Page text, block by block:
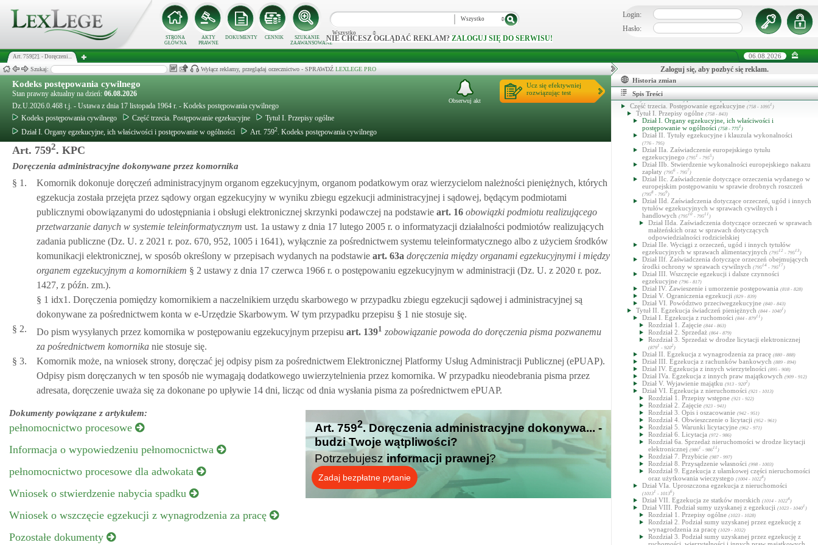
STRONA
GŁÓWNA
AKTY
PRAWNE
DOKUMENTY CENNIK
SZUKANIE
ZAAWANSOWANE
Wszystko
Wszystko
NIE CHCESZ OGLĄDAĆ REKLAM? ZALOGUJ SIĘ DO SERWISU!
Login:
Hasło:
Art. 759[2]. - Doręczeni... 06.08.2026
Szukaj: Wyłącz reklamy, przeglądaj orzecznictwo - SPRAWDŹ LEXLEGE PRO
Kodeks postępowania cywilnego
Stan prawny aktualny na dzień: 06.08.2026
Dz.U.2026.0.468 t.j. - Ustawa z dnia 17 listopada 1964 r. - Kodeks postępowania cywilnego
Kodeks postępowania cywilnego
Część trzecia. Postępowanie egzekucyjne
Tytuł I. Przepisy ogólne
Dział I. Organy egzekucyjne, ich właściwości i postępowanie w ogólności
Art. 7592. Kodeks postępowania cywilnego
Ucz się efektywniej
rozwiązując test
Obserwuj akt
Art. 7592. KPC
Doręczenia administracyjne dokonywane przez komornika
§ 1.
Komornik dokonuje doręczeń administracyjnym organom egzekucyjnym, organom podatkowym oraz wierzycielom należności pieniężnych, których
egzekucja została przejęta przez sądowy organ egzekucyjny w wyniku zbiegu egzekucji administracyjnej i sądowej, będącym podmiotami
publicznymi obowiązanymi do udostępniania i obsługi elektronicznej skrzynki podawczej na podstawie art. 16 obowiązki podmiotu realizującego
przetwarzanie danych w systemie teleinformatycznym ust. 1a ustawy z dnia 17 lutego 2005 r. o informatyzacji działalności podmiotów realizujących
zadania publiczne (Dz. U. z 2021 r. poz. 670, 952, 1005 i 1641), wyłącznie za pośrednictwem systemu teleinformatycznego albo z użyciem środków
komunikacji elektronicznej, w sposób określony w przepisach wydanych na podstawie art. 63a doręczenia między organami egzekucyjnymi i między
organem egzekucyjnym a komornikiem § 2 ustawy z dnia 17 czerwca 1966 r. o postępowaniu egzekucyjnym w administracji (Dz. U. z 2020 r. poz.
1427, z późn. zm.).
§ 1 idx1. Doręczenia pomiędzy komornikiem a naczelnikiem urzędu skarbowego w przypadku zbiegu egzekucji sądowej i administracyjnej są
dokonywane za pośrednictwem konta w e-Urzędzie Skarbowym. W tym przypadku przepisu § 1 nie stosuje się.
§ 2.
Do pism wysyłanych przez komornika w postępowaniu egzekucyjnym przepisu art. 1391 zobowiązanie powoda do doręczenia pisma pozwanemu
za pośrednictwem komornika nie stosuje się.
§ 3.
Komornik może, na wniosek strony, doręczać jej odpisy pism za pośrednictwem Elektronicznej Platformy Usług Administracji Publicznej (ePUAP).
Odpisy pism doręczanych w ten sposób nie wymagają dodatkowego uwierzytelnienia przez komornika. W przypadku nieodebrania pisma przez
adresata, doręczenie uważa się za dokonane po upływie 14 dni, licząc od dnia wysłania pisma za pośrednictwem ePUAP.
Dokumenty powiązane z artykułem:
pełnomocnictwo procesowe
Informacja o wypowiedzeniu pełnomocnictwa
pełnomocnictwo procesowe dla adwokata
Wniosek o stwierdzenie nabycia spadku
Wniosek o wszczęcie egzekucji z wynagrodzenia za pracę
Pozostałe dokumenty
Art. 7592. Doręczenia administracyjne dokonywa... -
budzi Twoje wątpliwości?
Potrzebujesz informacji prawnej?
Zadaj bezpłatne pytanie
Zaloguj się, aby pozbyć się reklam.
Historia zmian
Spis Treści
Rozdział 2. Zwrot depozytu sądowego składającemu i
wydanie depozytu sądowego uprawnionemu
(693 11 17
Rozdział 3. Postępowanie w sprawach o stwierdzenie
Dział VI. Postępowanie rejestrowe(694 - 757)
Księga czwarta. Postępowanie w razie zaginięcia lub
zniszczenia akt(716 - 1096)
Część druga. Postępowanie zabezpieczające
Tytuł I. Przepisy ogólne
Tytuł II. Zabezpieczenie roszczeń pieniężnych
Tytuł III. Inne wypadki zabezpieczenia(755 - 757)
Część trzecia. Postępowanie egzekucyjne (758 - 10951 )
Tytuł I. Przepisy ogólne (758 - 843)
Dział I. Organy egzekucyjne, ich właściwości i
postępowanie w ogólności (758 - 7751 )
Dział II. Tytuły egzekucyjne i klauzula wykonalności
(776 - 795)
Dział IIa. Zaświadczenie europejskiego tytułu
egzekucyjnego (7951 - 7955 )
Dział IIb. Stwierdzenie wykonalności europejskiego nakazu
zapłaty (7956 - 7957)
Dział IIc. Zaświadczenie dotyczące orzeczenia wydanego w
europejskim postępowaniu w sprawie drobnych roszczeń
(7958 - 7959)
Dział IId. Zaświadczenia dotyczące orzeczeń, ugód i innych
tytułów egzekucyjnych w sprawach cywilnych i
handlowych (79510 - 79511 )
Dział IIda. Zaświadczenia dotyczące orzeczeń w sprawach
małżeńskich oraz w sprawach dotyczących
odpowiedzialności rodzicielskiej
Dział IIe. Wyciągi z orzeczeń, ugód i innych tytułów
egzekucyjnych w sprawach alimentacyjnych (79512 - 79513)
Dział IIf. Zaświadczenia dotyczące orzeczeń obejmujących
środki ochrony w sprawach cywilnych (79514 - 79517)
Dział III. Wszczęcie egzekucji i dalsze czynności
egzekucyjne (796 - 817)
Dział IV. Zawieszenie i umorzenie postępowania (818 - 828)
Dział V. Ograniczenia egzekucji (829 - 839)
Dział VI. Powództwo przeciwegzekucyjne (840 - 843)
Tytuł II. Egzekucja świadczeń pieniężnych (844 - 10401 )
Dział I. Egzekucja z ruchomości (844 - 87911 )
Rozdział 1. Zajęcie (844 - 863)
Rozdział 2. Sprzedaż (864 - 879)
Rozdział 3. Sprzedaż w drodze licytacji elektronicznej
(8791 - 9202)
Dział II. Egzekucja z wynagrodzenia za pracę (880 - 888)
Dział III. Egzekucja z rachunków bankowych (889 - 894)
Dział IV. Egzekucja z innych wierzytelności (895 - 908)
Dział IVa. Egzekucja z innych praw majątkowych (909 - 912)
Dział V. Wyjawienie majątku (913 - 9202)
Dział VI. Egzekucja z nieruchomości (921 - 1013)
Rozdział 1. Przepisy wstępne (921 - 922)
Rozdział 2. Zajęcie (923 - 941)
Rozdział 3. Opis i oszacowanie (942 - 951)
Rozdział 4. Obwieszczenie o licytacji (952 - 961)
Rozdział 5. Warunki licytacyjne (962 - 971)
Rozdział 6. Licytacja (972 - 986)
Rozdział 6a. Sprzedaż nieruchomości w drodze licytacji
elektronicznej (9861 - 98611 )
Rozdział 7. Przybicie (987 - 997)
Rozdział 8. Przysądzenie własności (998 - 1003)
Rozdział 9. Egzekucja z ułamkowej części nieruchomości
oraz użytkowania wieczystego (1004 - 10224 )
Dział VIa. Uproszczona egzekucja z nieruchomości
(10131 - 10136 )
Dział VII. Egzekucja ze statków morskich (1014 - 10224 )
Dział VIII. Podział sumy uzyskanej z egzekucji (1023 - 10401 )
Rozdział 1. Przepisy ogólne (1023 - 1028)
Rozdział 2. Podział sumy uzyskanej przez egzekucję z
wynagrodzenia za pracę (1029 - 1032)
Rozdział 3. Podział sumy uzyskanej przez egzekucję z